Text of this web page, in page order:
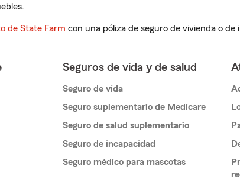
de State Farm con una póliza de seguro de vivienda o
Seguros de vida y de salud
Seguro de vida
Seguro suplementario de Medicare
Seguro de salud suplementario
Seguro de incapacidad
Seguro médico para mascotas